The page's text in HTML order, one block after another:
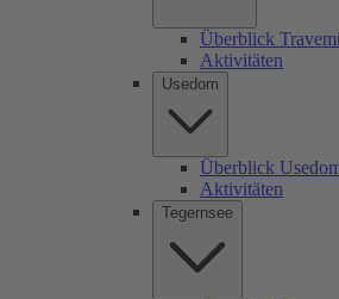
Überblick
Aktivitäten
Usedom
Überblick
Aktivitäten
Tegernsee